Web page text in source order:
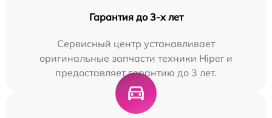
Гарантия до 3-х лет
Сервисный центр устанавливает
оригинальные запчасти техники Hiper и
предоставляет гарантию до 3 лет.